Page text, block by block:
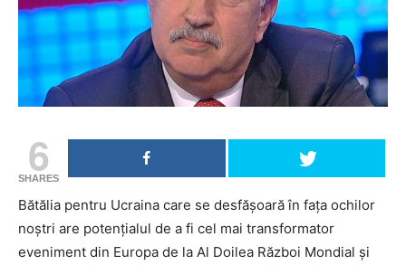
6
SHARES
Bătălia pentru Ucraina care se desfăşoară în faţa ochilor
noştri are potenţialul de a fi cel mai transformator
eveniment din Europa de la Al Doilea Război Mondial şi